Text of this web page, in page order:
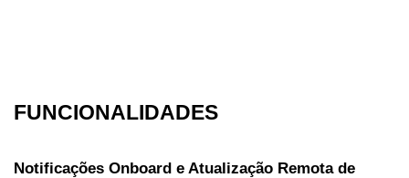
FUNCIONALIDADES
Notificações Onboard e Atualização Remota de